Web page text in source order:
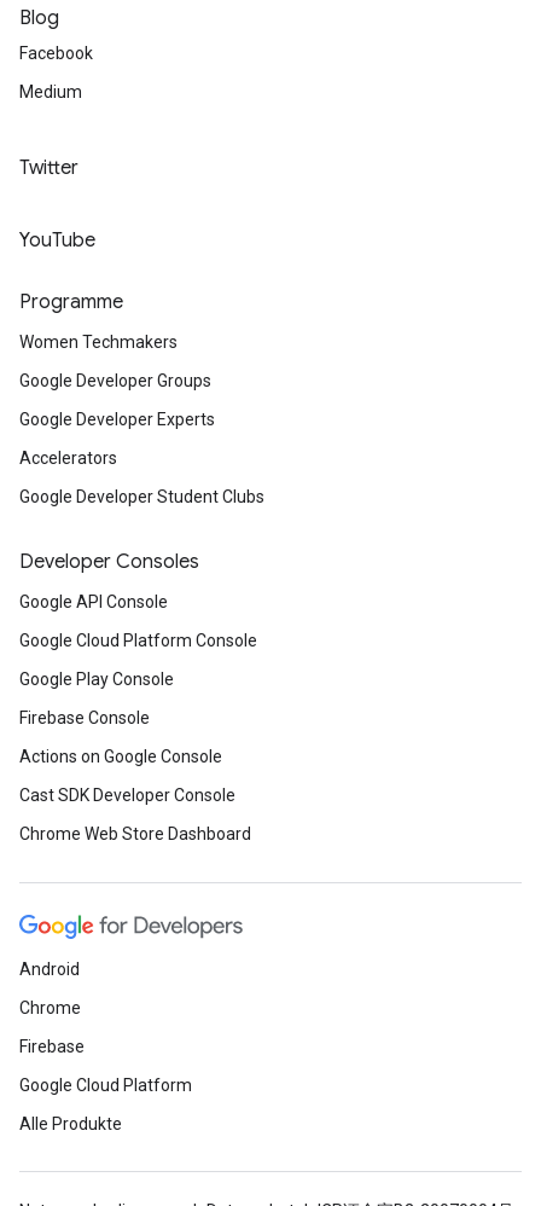
Blog
Facebook
Medium
Twitter
YouTube
Programme
Women Techmakers
Google Developer Groups
Google Developer Experts
Accelerators
Google Developer Student Clubs
Developer Consoles
Google API Console
Google Cloud Platform Console
Google Play Console
Firebase Console
Actions on Google Console
Cast SDK Developer Console
Chrome Web Store Dashboard
Android
Chrome
Firebase
Google Cloud Platform
Alle Produkte